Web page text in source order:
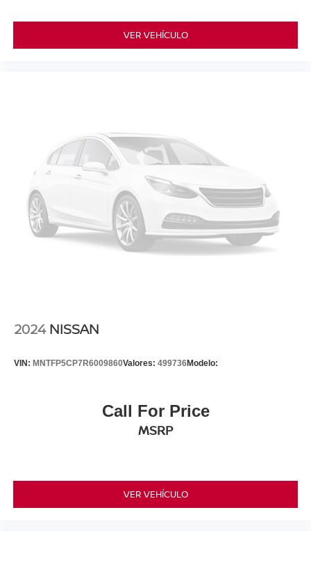
VER VEHÍCULO
2024 NISSAN
VIN: MNTFP5CP7R6009860Valores: 499736Modelo:
Call For Price
MSRP
VER VEHÍCULO